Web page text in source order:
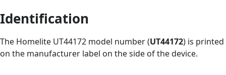
Identification
The Homelite UT44172 model number (UT44172) is printed
on the manufacturer label on the side of the device.